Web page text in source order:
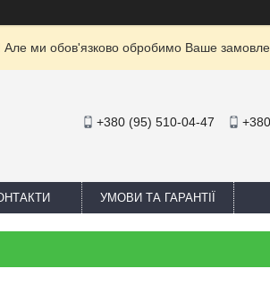
Але ми обов'язково обробимо Ваше
+380 (95) 510-04-47
УМОВИ ТА ГАРАНТІЇ